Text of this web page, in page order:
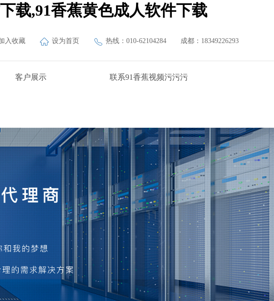
载,91香蕉黄色成人软件下载
入收藏 设为首页 热线：010-62104284 成都：18349226293
客户展示 联系91香蕉视频污污污